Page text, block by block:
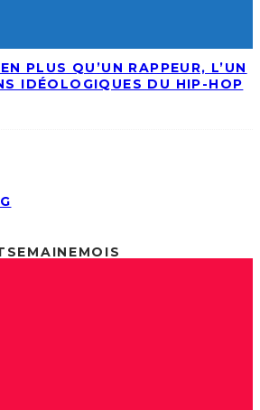
PLUS QU’UN RAPPEUR, L’UN
IDÉOLOGIQUES DU HIP-HOP
SEMAINEMOIS